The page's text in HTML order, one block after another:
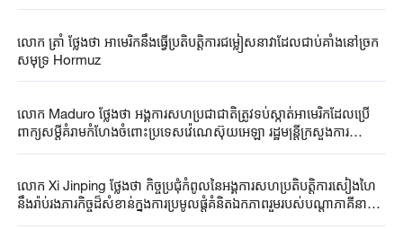
លោក ត្រាំ ថ្លែងថា អាមេរិកនឹងធ្វើប្រតិបត្តិការជម្លៀសនាវាដែលជាប់គាំងនៅច្រក
សមុទ្រ Hormuz
លោក Maduro ថ្លែងថា អង្គការសហប្រជាជាតិត្រូវទប់ស្កាត់អាមេរិកដែលប្រើ
ពាក្យសម្តីគំរាមកំហែងចំពោះប្រទេសវ៉េណេស៊ុយអេឡា រដ្ឋមន្ត្រីក្រសួងការ
លោក Xi Jinping ថ្លែងថា កិច្ចប្រជុំកំពូលនៃអង្គការសហប្រតិបតិ្តការសៀងហៃ
នឹងរ៉ាប់រងភារកិច្ចដ៏សំខាន់ក្នុងការប្រមូលផ្តុំគំនិតឯកភាពរួមរបស់បណ្តាភាគីនានា